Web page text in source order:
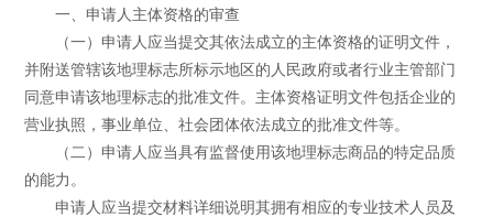
一、申请人主体资格的审查
（一）申请人应当提交其依法成立的主体资格的证明文件，
并附送管辖该地理标志所标示地区的人民政府或者行业主管部门
同意申请该地理标志的批准文件。主体资格证明文件包括企业的
营业执照，事业单位、社会团体依法成立的批准文件等。
（二）申请人应当具有监督使用该地理标志商品的特定品质
的能力。
申请人应当提交材料详细说明其拥有相应的专业技术人员及